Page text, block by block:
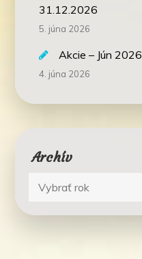
31.12.2026
5. júna 2026
Akcie – Jún 2026
4. júna 2026
Archív
Archív